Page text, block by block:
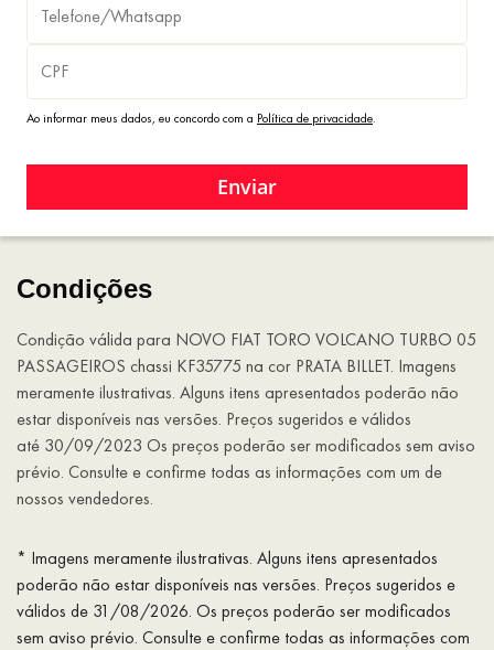
Condições
Condição válida para NOVO FIAT TORO VOLCANO TURBO 05
PASSAGEIROS chassi KF35775 na cor PRATA BILLET. Imagens
meramente ilustrativas. Alguns itens apresentados poderão não
estar disponíveis nas versões. Preços sugeridos e válidos
até 30/09/2023 Os preços poderão ser modificados sem aviso
prévio. Consulte e confirme todas as informações com um de
nossos vendedores.
* Imagens meramente ilustrativas. Alguns itens apresentados
poderão não estar disponíveis nas versões. Preços sugeridos e
válidos de 31/08/2026. Os preços poderão ser modificados
sem aviso prévio. Consulte e confirme todas as informações com
Ao informar meus dados, eu concordo com a Política de privacidade.
Enviar